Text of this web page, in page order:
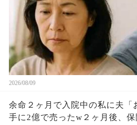
2026/08/09
余命２ヶ月で入院中の私に夫「
手に2億で売ったw２ヶ月後、